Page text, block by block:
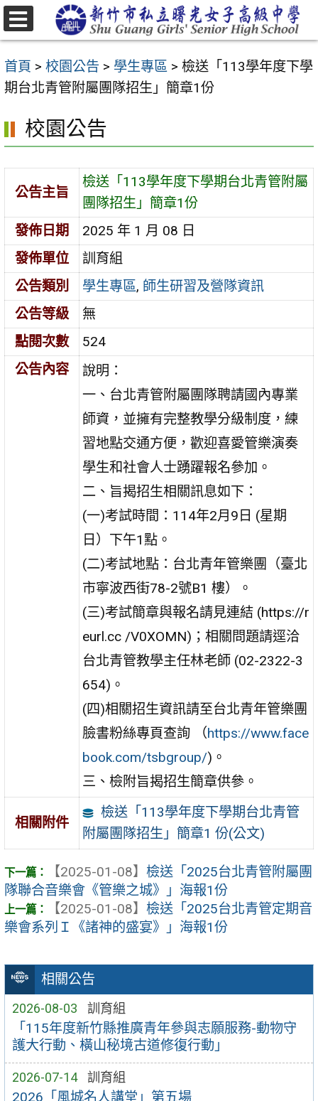
跳
至
要
內
區
首頁 > 校園公告 > 學生專區 > 檢送「113學年度下學
期台北青管附屬團隊招生」簡章1份
相關公告
2026-08-03 訓育組
「115年度新竹縣推廣青年參與志願服務-動物守
護大行動、橫山秘境古道修復行動」
2026-07-14 訓育組
2026「風城名人講堂」第五場
校園公告
公告主旨
檢送「113學年度下學期台北青管附屬
團隊招生」簡章1份
發佈日期
2025 年 1 月 08 日
發佈單位
訓育組
公告類別
學生專區, 師生研習及營隊資訊
公告等級
無
點閱次數
524
公告內容
說明：
一、台北青管附屬團隊聘請國內專業
師資，並擁有完整教學分級制度，練
習地點交通方便，歡迎喜愛管樂演奏
學生和社會人士踴躍報名參加。
二、旨揭招生相關訊息如下：
(一)考試時間：114年2月9日 (星期
日）下午1點。
(二)考試地點：台北青年管樂團（臺北
市寧波西街78-2號B1 樓）。
(三)考試簡章與報名請見連結 (https://r
eurl.cc /V0XOMN)；相關問題請逕洽
台北青管教學主任林老師 (02-2322-3
654)。
(四)相關招生資訊請至台北青年管樂團
臉書粉絲專頁查詢 （https://www.face
book.com/tsbgroup/)。
三、檢附旨揭招生簡章供參。
相關附件
檢送「113學年度下學期台北青管
附屬團隊招生」簡章1 份(公文)
【2025-01-08】 檢送「2025台北青管附屬團
隊聯合音樂會《管樂之城》」海報1份
【2025-01-08】 檢送「2025台北青管定期音
樂會系列Ｉ《諸神的盛宴》」海報1份
選
單